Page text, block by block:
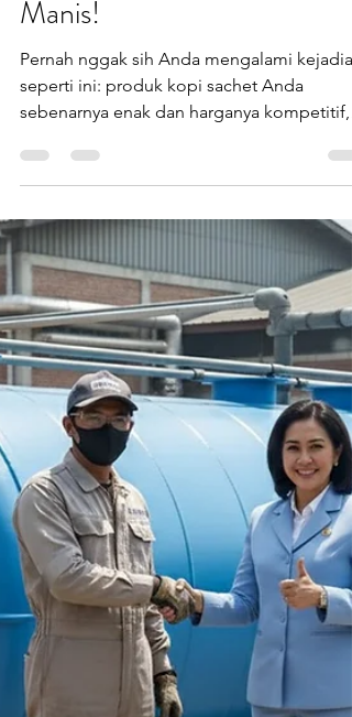
Sachet Pakai
Fiberglass? Ternyata
Bisa Bikin Jualan Laris
Manis!
Pernah nggak sih Anda mengalami kejadian
seperti ini: produk kopi sachet Anda
sebenarnya enak dan harganya kompetitif,
tapi entah kenapa penjualan stagnan?
Padahal kompetitor yang rasanya biasa-
saja malah laris manis di minimarket atau
toko kelontong. Ternyata, salah satu faktor
penting yang sering dilupakan adalah
display produk kopi sachet yang menarik
perhatian. Bayangkan kalau produk Anda
tertumpuk begitu saja di rak biasa,
tenggelam di antara puluhan merek lain, s